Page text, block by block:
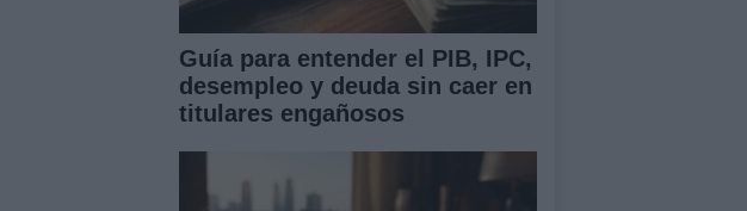
Guía para entender el PIB, IPC,
desempleo y deuda sin caer en
titulares engañosos